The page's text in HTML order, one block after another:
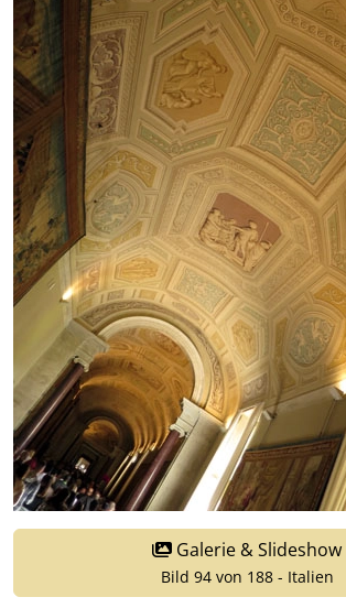
Galerie & Slideshow
Bild 94 von 188 - Italien